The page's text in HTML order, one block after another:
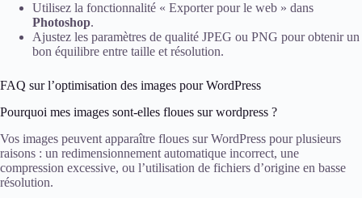
Utilisez la fonctionnalité « Exporter pour le web » dans
Photoshop.
Ajustez les paramètres de qualité JPEG ou PNG pour obtenir un
bon équilibre entre taille et résolution.
FAQ sur l’optimisation des images pour WordPress
Pourquoi mes images sont-elles floues sur wordpress ?
Vos images peuvent apparaître floues sur WordPress pour plusieurs
raisons : un redimensionnement automatique incorrect, une
compression excessive, ou l’utilisation de fichiers d’origine en basse
résolution.